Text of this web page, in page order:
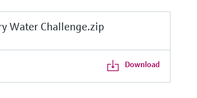
Water Challenge.zip
Download